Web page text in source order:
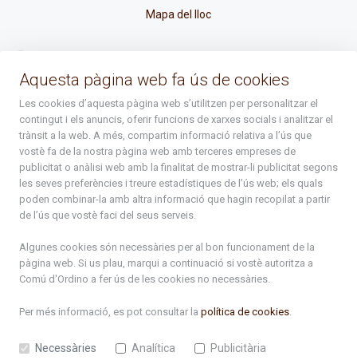
Mapa del lloc
atenciociutadana@ordino.ad
+376 878 100
De Dl. a Dv. : de 8 a 16h (els divendres a partir de l'1 de juny
fins al divendres de la setmana de Meritxell : de 8 a 14h)
Subscriu-te
Aquesta pàgina web fa ús de cookies
Les cookies d’aquesta pàgina web s’utilitzen per personalitzar el
contingut i els anuncis, oferir funcions de xarxes socials i analitzar el
trànsit a la web. A més, compartim informació relativa a l’ús que
vostè fa de la nostra pàgina web amb terceres empreses de
publicitat o anàlisi web amb la finalitat de mostrar-li publicitat segons
les seves preferències i treure estadístiques de l’ús web; els quals
poden combinar-la amb altra informació que hagin recopilat a partir
de l’ús que vostè faci del seus serveis.
Algunes cookies són necessàries per al bon funcionament de la
pàgina web. Si us plau, marqui a continuació si vostè autoritza a
Comú d'Ordino a fer ús de les cookies no necessàries.
Per més informació, es pot consultar la política de cookies.
Necessàries Analítica Publicitària